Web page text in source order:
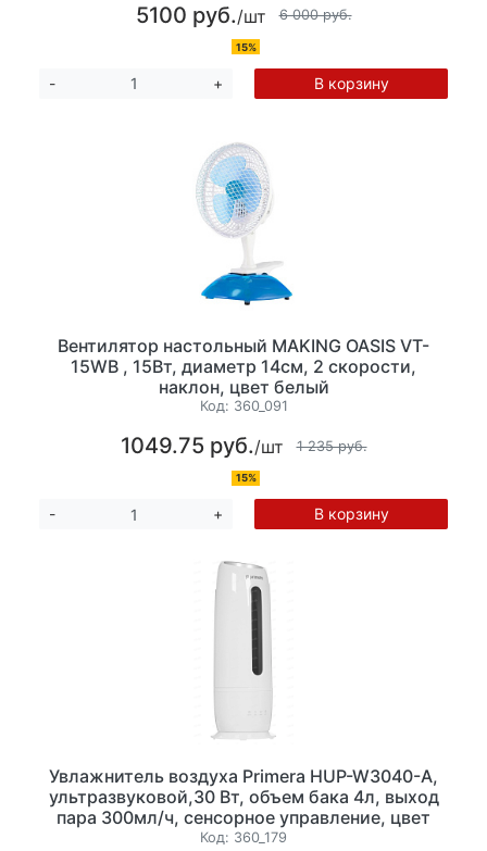
5100 руб./шт 6 000 руб.
15%
- + В корзину
Вентилятор настольный MAKING OASIS VT-
15WВ , 15Вт, диаметр 14см, 2 скорости,
наклон, цвет белый
Код: 360_091
1049.75 руб./шт 1 235 руб.
15%
- + В корзину
Увлажнитель воздуха Primera HUP-W3040-A,
ультразвуковой,30 Вт, объем бака 4л, выход
пара 300мл/ч, сенсорное управление, цвет
белый
Код: 360_179